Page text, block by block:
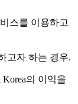
스를 이용하고
고자 하는 경우.
의 이익을